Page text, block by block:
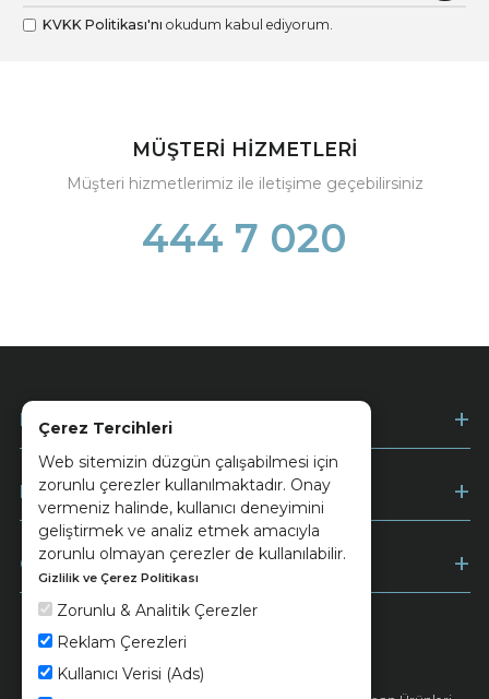
Çerez Tercihleri
Web sitemizin düzgün çalışabilmesi için
zorunlu çerezler kullanılmaktadır. Onay
vermeniz halinde, kullanıcı deneyimini
geliştirmek ve analiz etmek amacıyla
zorunlu olmayan çerezler de kullanılabilir.
Gizlilik ve Çerez Politikası
Zorunlu & Analitik Çerezler
Reklam Çerezleri
Kullanıcı Verisi (Ads)
KVKK Politikası'nı okudum kabul ediyorum.
MÜŞTERİ HİZMETLERİ
Müşteri hizmetlerimiz ile iletişime geçebilirsiniz
444 7 020
Kurumsal
Müşteri Hizmetleri
Ödeme